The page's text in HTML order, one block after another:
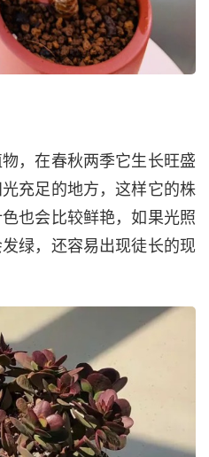
，在春秋两季它生长旺盛
充足的地方，这样它的株
也会比较鲜艳，如果光照
绿，还容易出现徒长的现